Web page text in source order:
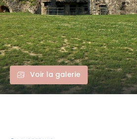
Voir la galerie